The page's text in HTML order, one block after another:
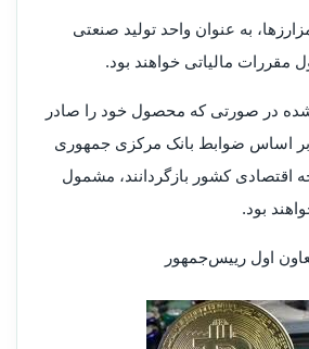
به عنوان واحد تولید صنعتی
مالیاتی خواهند بود.
در صورتی که محصول خود را صادر
بر اساس ضوابط بانک مرکزی جمهوری
اقتصادی کشور بازگردانند، مشمول
بود.
اول رییس‌جمهور